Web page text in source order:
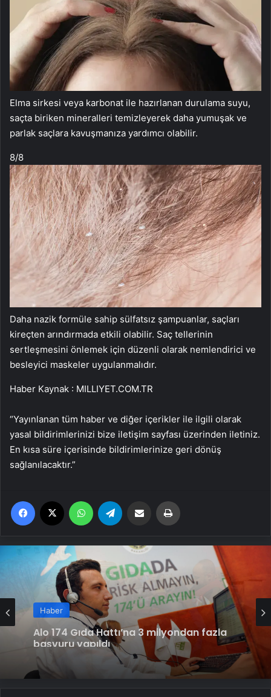
Elma sirkesi veya karbonat ile hazırlanan durulama suyu,
saçta biriken mineralleri temizleyerek daha yumuşak ve
parlak saçlara kavuşmanıza yardımcı olabilir.
8/8
Daha nazik formüle sahip sülfatsız şampuanlar, saçları
kireçten arındırmada etkili olabilir. Saç tellerinin
sertleşmesini önlemek için düzenli olarak nemlendirici ve
besleyici maskeler uygulanmalıdır.
Haber Kaynak : MILLIYET.COM.TR
“Yayınlanan tüm haber ve diğer içerikler ile ilgili olarak
yasal bildirimlerinizi bize iletişim sayfası üzerinden iletiniz.
En kısa süre içerisinde bildirimlerinize geri dönüş
sağlanılacaktır.”
Facebook WhatsApp Email'den paylaş
Haber
Kızılay’dan Ramazan ayında milyonlarca
ihtiyaç sahibine destek